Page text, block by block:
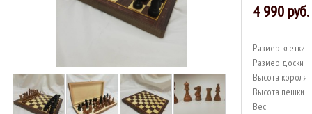
4 990
Размер клетки
Размер доски
Высота короля
Высота пешки
Вес